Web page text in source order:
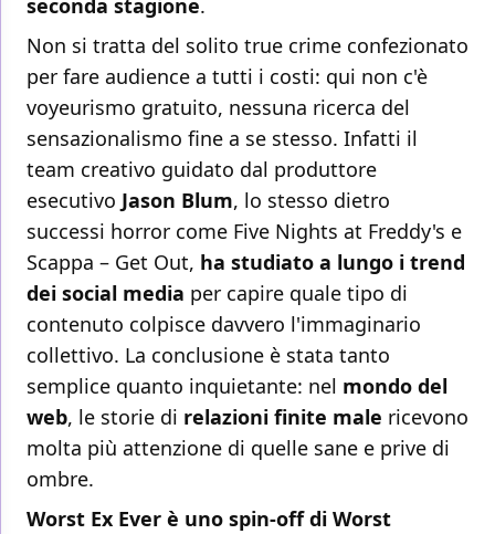
seconda stagione.
Non si tratta del solito true crime confezionato
per fare audience a tutti i costi: qui non c'è
voyeurismo gratuito, nessuna ricerca del
sensazionalismo fine a se stesso. Infatti il
team creativo guidato dal produttore
esecutivo Jason Blum, lo stesso dietro
successi horror come Five Nights at Freddy's e
Scappa – Get Out, ha studiato a lungo i trend
dei social media per capire quale tipo di
contenuto colpisce davvero l'immaginario
collettivo. La conclusione è stata tanto
semplice quanto inquietante: nel mondo del
web, le storie di relazioni finite male ricevono
molta più attenzione di quelle sane e prive di
ombre.
Worst Ex Ever è uno spin-off di Worst